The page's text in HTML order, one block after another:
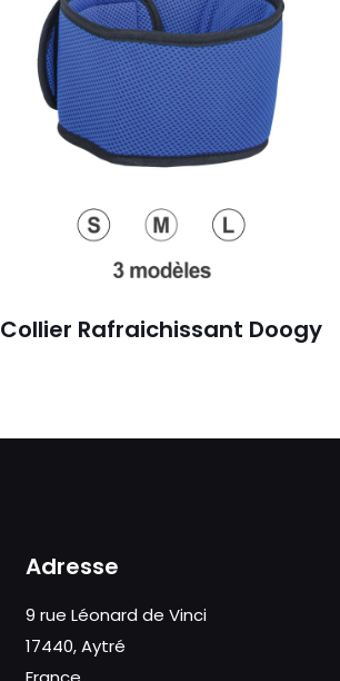
Collier Rafraichissant Doogy
Adresse
9 rue Léonard de Vinci
17440, Aytré